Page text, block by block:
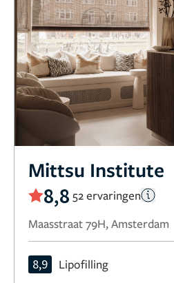
Mittsu Institute
8,8 52 ervaringen
Maasstraat 79H, Amsterdam
8,9 Lipofilling